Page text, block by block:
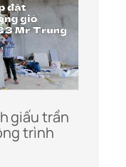
giấu trần
trình